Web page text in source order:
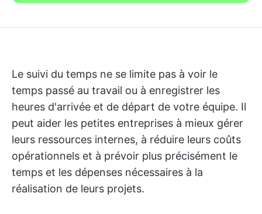
Le suivi du temps ne se limite pas à voir le
temps passé au travail ou à enregistrer les
heures d'arrivée et de départ de votre équipe. Il
peut aider les petites entreprises à mieux gérer
leurs ressources internes, à réduire leurs coûts
opérationnels et à prévoir plus précisément le
temps et les dépenses nécessaires à la
réalisation de leurs projets.